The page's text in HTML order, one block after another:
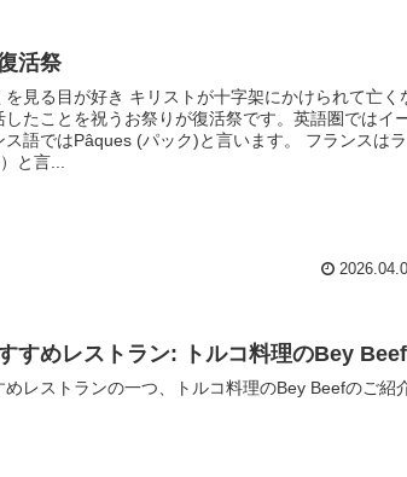
活祭
を見る目が好き キリストが十字架にかけられて亡く
したことを祝うお祭りが復活祭です。英語圏ではイ
ス語ではPâques (パック)と言います。 フランスはラ
と言...
すめレストラン: トルコ料理のBey Beef
めレストランの一つ、トルコ料理のBey Beefのご紹